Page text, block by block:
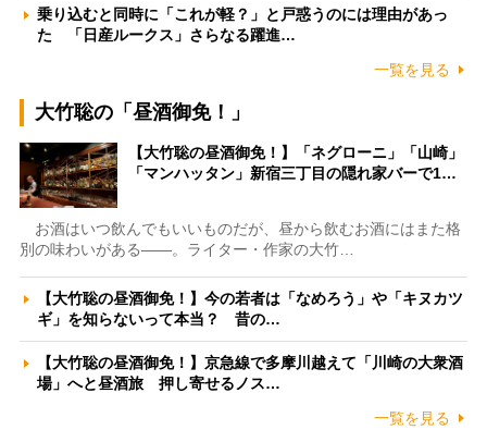
乗り込むと同時に「これが軽？」と戸惑うのには理由があっ
た 「日産ルークス」さらなる躍進…
一覧を見る
大竹聡の「昼酒御免！」
【大竹聡の昼酒御免！】「ネグローニ」「山崎」
「マンハッタン」新宿三丁目の隠れ家バーで1…
お酒はいつ飲んでもいいものだが、昼から飲むお酒にはまた格
別の味わいがある――。ライター・作家の大竹…
【大竹聡の昼酒御免！】今の若者は「なめろう」や「キヌカツ
ギ」を知らないって本当？ 昔の…
【大竹聡の昼酒御免！】京急線で多摩川越えて「川崎の大衆酒
場」へと昼酒旅 押し寄せるノス…
一覧を見る